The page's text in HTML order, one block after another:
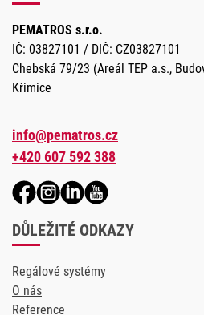
PEMATROS s.r.o.
IČ: 03827101 / DIČ: CZ03827101
Chebská 79/23 (Areál TEP a.s.,
Křimice
info@pematros.cz
+420 607 592 388
DŮLEŽITÉ ODKAZY
Regálové systémy
O nás
Reference